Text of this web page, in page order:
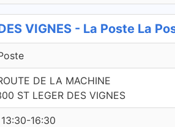
VIGNES - La Poste La
DE LA MACHINE
ST LEGER DES VIGNES
16:30